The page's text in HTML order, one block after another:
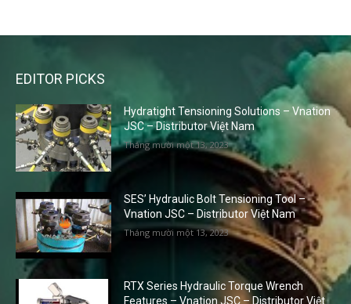
EDITOR PICKS
Hydratight Tensioning Solutions – Vnation
JSC – Distributor Việt Nam
Tháng mười một 13, 2023
SES’ Hydraulic Bolt Tensioning Tool –
Vnation JSC – Distributor Việt Nam
Tháng mười một 13, 2023
RTX Series Hydraulic Torque Wrench
Features – Vnation JSC – Distributor Việt